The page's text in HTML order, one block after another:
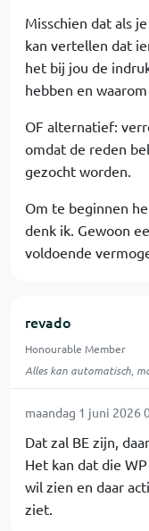
Misschien dat als
kan vertellen dat
het bij jou de
hebben en
OF alternatief:
omdat de reden
gezocht worden.
Om te beginnen
denk ik. Gewoon
voldoende
revado
Honourable Member
Alles kan automatisch,
maandag 1 juni 2026
Dat zal BE zijn,
Het kan dat die
wil zien en daar
ziet.